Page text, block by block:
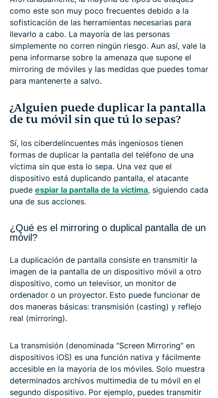
como este son muy poco frecuentes debido a la
sofisticación de las herramientas necesarias para
llevarlo a cabo. La mayoría de las personas
simplemente no corren ningún riesgo. Aun así, vale la
pena informarse sobre la amenaza que supone el
mirroring de móviles y las medidas que puedes tomar
para mantenerte a salvo.
¿Alguien puede duplicar la pantalla
de tu móvil sin que tú lo sepas?
Sí, los ciberdelincuentes más ingeniosos tienen
formas de duplicar la pantalla del teléfono de una
víctima sin que esta lo sepa. Una vez que el
dispositivo está duplicando pantalla, el atacante
puede espiar la pantalla de la víctima, siguiendo cada
una de sus acciones.
¿Qué es el mirroring o duplical pantalla de un
móvil?
La duplicación de pantalla consiste en transmitir la
imagen de la pantalla de un dispositivo móvil a otro
dispositivo, como un televisor, un monitor de
ordenador o un proyector. Esto puede funcionar de
dos maneras básicas: transmisión (casting) y reflejo
real (mirroring).
La transmisión (denominada "Screen Mirroring” en
dispositivos iOS) es una función nativa y fácilmente
accesible en la mayoría de los móviles. Solo muestra
determinados archivos multimedia de tu móvil en el
segundo dispositivo. Por ejemplo, puedes transmitir